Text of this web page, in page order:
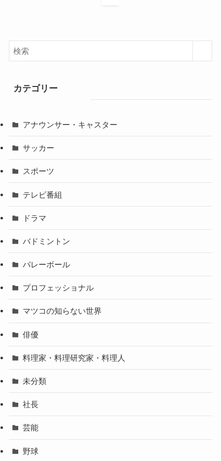
カテゴリー
アナウンサー・キャスター
サッカー
スポーツ
テレビ番組
ドラマ
バドミントン
バレーボール
プロフェッショナル
マツコの知らない世界
俳優
料理家・料理研究家・料理人
未分類
社長
芸能
野球